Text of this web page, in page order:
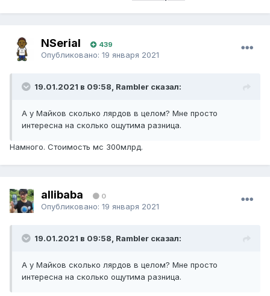
NSerial 439
Опубликовано: 19 января 2021
19.01.2021 в 09:58, Rambler сказал:
А у Майков сколько лярдов в целом? Мне просто
интересна на сколько ощутима разница.
Намного. Стоимость мс 300млрд.
allibaba 0
Опубликовано: 19 января 2021
19.01.2021 в 09:58, Rambler сказал:
А у Майков сколько лярдов в целом? Мне просто
интересна на сколько ощутима разница.